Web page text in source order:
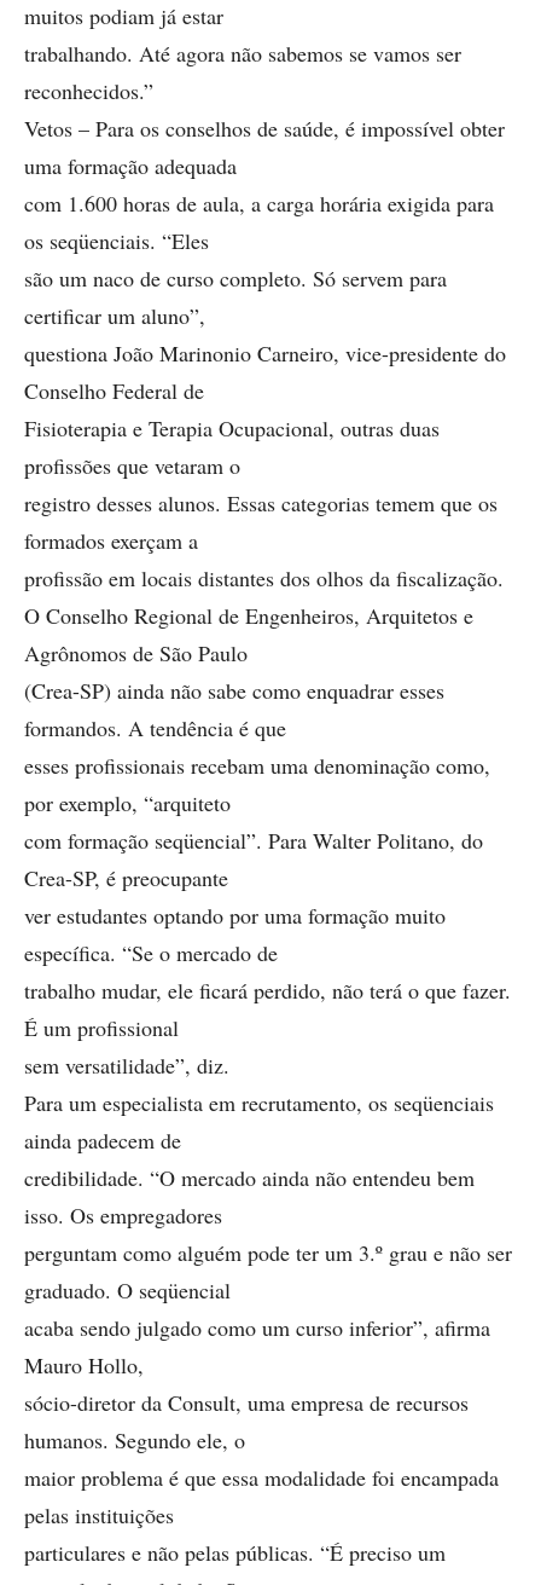
muitos podiam já estar
trabalhando. Até agora não sabemos se vamos ser
reconhecidos.”
Vetos – Para os conselhos de saúde, é impossível obter
uma formação adequada
com 1.600 horas de aula, a carga horária exigida para
os seqüenciais. “Eles
são um naco de curso completo. Só servem para
certificar um aluno”,
questiona João Marinonio Carneiro, vice-presidente do
Conselho Federal de
Fisioterapia e Terapia Ocupacional, outras duas
profissões que vetaram o
registro desses alunos. Essas categorias temem que os
formados exerçam a
profissão em locais distantes dos olhos da fiscalização.
O Conselho Regional de Engenheiros, Arquitetos e
Agrônomos de São Paulo
(Crea-SP) ainda não sabe como enquadrar esses
formandos. A tendência é que
esses profissionais recebam uma denominação como,
por exemplo, “arquiteto
com formação seqüencial”. Para Walter Politano, do
Crea-SP, é preocupante
ver estudantes optando por uma formação muito
específica. “Se o mercado de
trabalho mudar, ele ficará perdido, não terá o que fazer.
É um profissional
sem versatilidade”, diz.
Para um especialista em recrutamento, os seqüenciais
ainda padecem de
credibilidade. “O mercado ainda não entendeu bem
isso. Os empregadores
perguntam como alguém pode ter um 3.º grau e não ser
graduado. O seqüencial
acaba sendo julgado como um curso inferior”, afirma
Mauro Hollo,
sócio-diretor da Consult, uma empresa de recursos
humanos. Segundo ele, o
maior problema é que essa modalidade foi encampada
pelas instituições
particulares e não pelas públicas. “É preciso um